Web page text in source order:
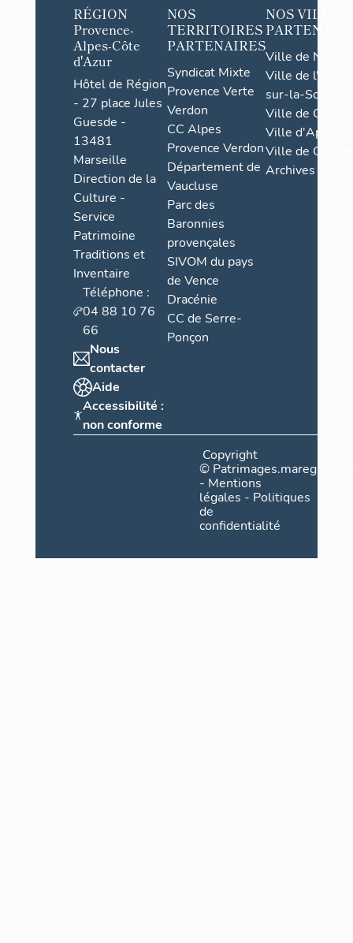
RÉGION
Provence-
Alpes-Côte
d'Azur
Hôtel de Région
- 27 place Jules
Guesde -
13481
Marseille
Direction de la
Culture -
Service
Patrimoine
Traditions et
Inventaire
Téléphone :
04 88 10 76
66
Nous
contacter
Aide
Accessibilité :
non conforme
NOS
TERRITOIRES
PARTENAIRES
Syndicat Mixte
Provence Verte
Verdon
CC Alpes
Provence Verdon
Département de
Vaucluse
Parc des
Baronnies
provençales
SIVOM du pays
de Vence
Dracénie
CC de Serre-
Ponçon
NOS VILLES
Ville de Nice
Ville de l'Isle-
sur-la-Sorgue
Ville de Grasse
Ville d'Apt
Ville de
Archives
Copyright
©
- Mentions
légales - Politiques
de
confidentialité